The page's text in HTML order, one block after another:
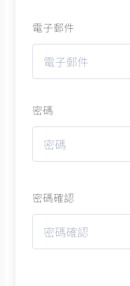
電子郵件
密碼
密碼確認